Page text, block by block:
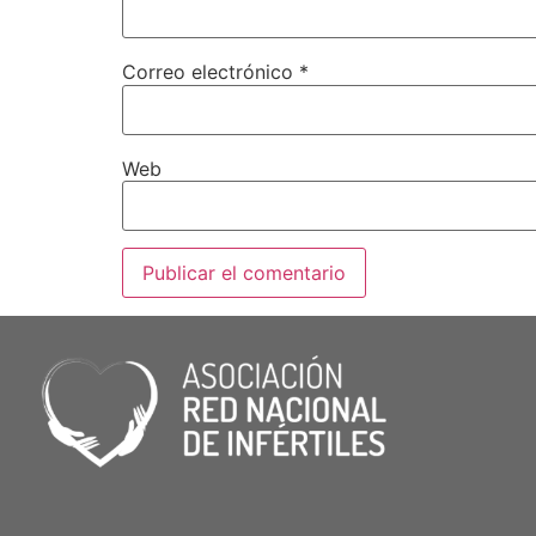
Correo electrónico *
Web